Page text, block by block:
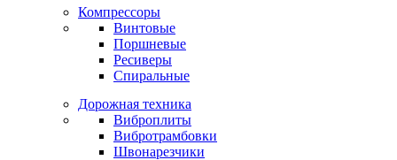
Компрессоры
Винтовые
Поршневые
Ресиверы
Спиральные
Дорожная техника
Виброплиты
Вибротрамбовки
Швонарезчики